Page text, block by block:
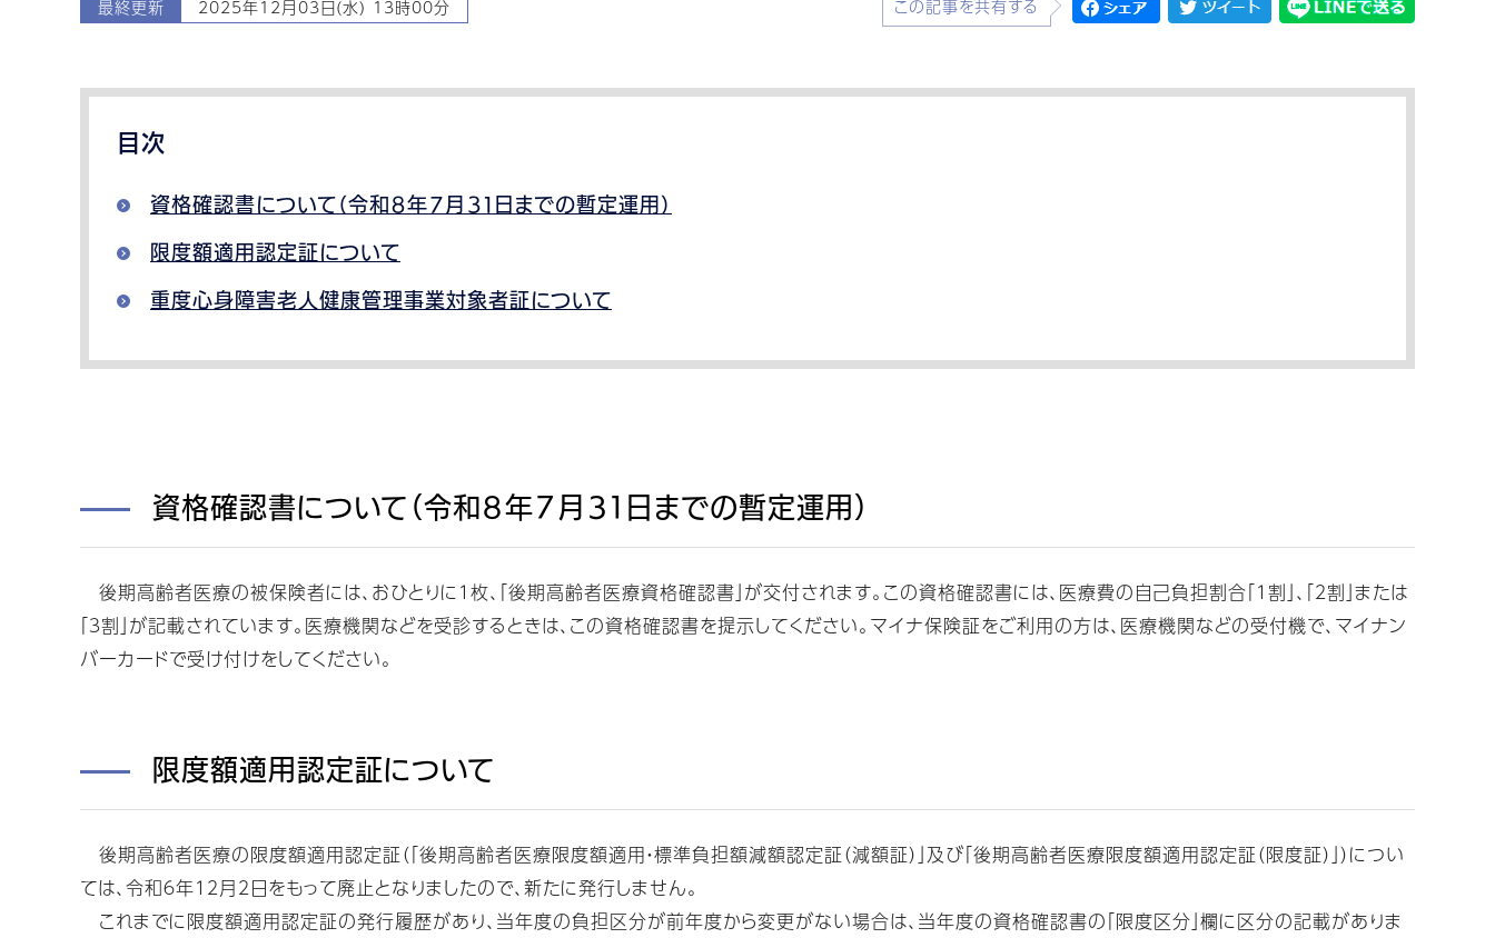
最終更新 2025年12月03日(水) 13時00分 この記事を共有する
目次
資格確認書について（令和８年７月３１日までの暫定運用）
限度額適用認定証について
重度心身障害老人健康管理事業対象者証について
資格確認書について（令和８年７月３１日までの暫定運用）
後期高齢者医療の被保険者には、おひとりに１枚、「後期高齢者医療資格確認書」が交付されます。この資格確認書には、医療費の自己負担割合「１割」、「２割」または
「３割」が記載されています。医療機関などを受診するときは、この資格確認書を提示してください。マイナ保険証をご利用の方は、医療機関などの受付機で、マイナン
バーカードで受け付けをしてください。
限度額適用認定証について
後期高齢者医療の限度額適用認定証（「後期高齢者医療限度額適用・標準負担額減額認定証（減額証）」及び「後期高齢者医療限度額適用認定証（限度証）」）につい
ては、令和６年１２月２日をもって廃止となりましたので、新たに発行しません。
これまでに限度額適用認定証の発行履歴があり、当年度の負担区分が前年度から変更がない場合は、当年度の資格確認書の「限度区分」欄に区分の記載がありま